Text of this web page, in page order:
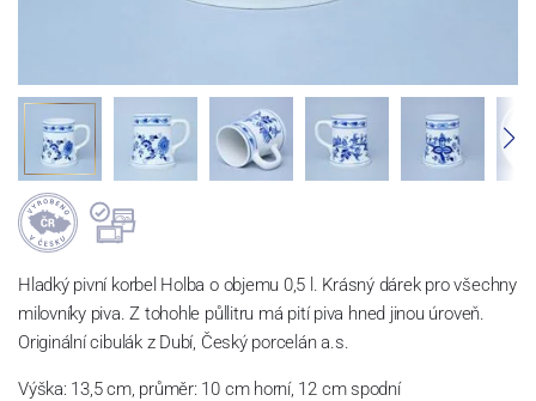
Hladký pivní korbel Holba o objemu 0,5 l. Krásný dárek pro všechny
milovníky piva. Z tohohle půllitru má pití piva hned jinou úroveň.
Originální cibulák z Dubí, Český porcelán a.s.
Výška: 13,5 cm, průměr: 10 cm horní, 12 cm spodní